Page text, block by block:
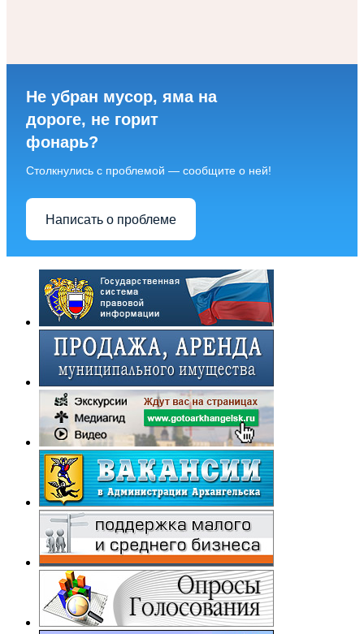
Не убран мусор, яма на
дороге, не горит
фонарь?
Столкнулись с проблемой — сообщите о ней!
Написать о проблеме